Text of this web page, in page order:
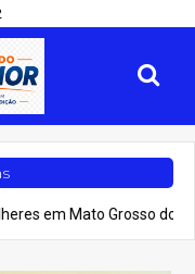
Mato Grosso do Sul